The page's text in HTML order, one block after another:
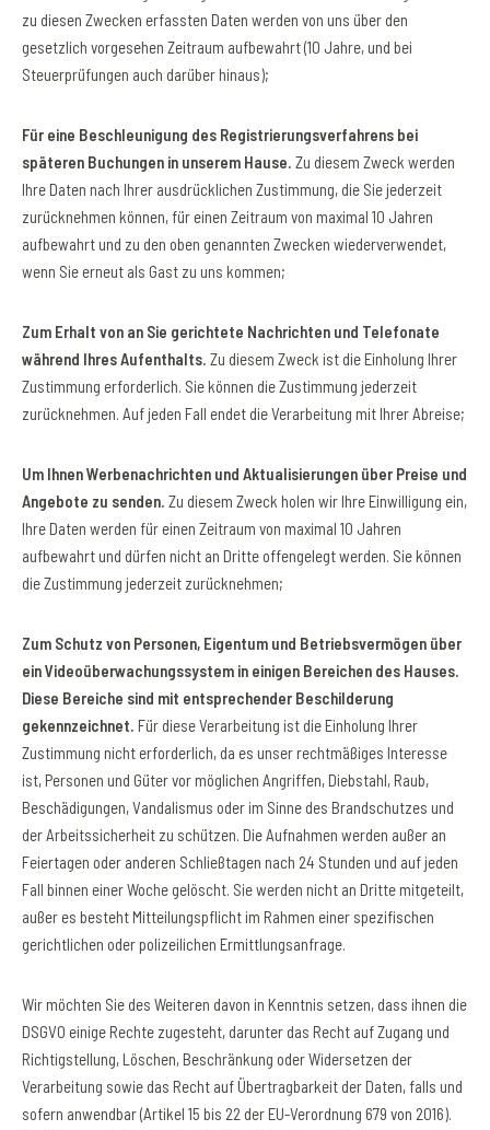
zu diesen Zwecken erfassten Daten werden von uns über den
gesetzlich vorgesehen Zeitraum aufbewahrt (10 Jahre, und bei
Steuerprüfungen auch darüber hinaus);
Für eine Beschleunigung des Registrierungsverfahrens bei
späteren Buchungen in unserem Hause. Zu diesem Zweck werden
Ihre Daten nach Ihrer ausdrücklichen Zustimmung, die Sie jederzeit
zurücknehmen können, für einen Zeitraum von maximal 10 Jahren
aufbewahrt und zu den oben genannten Zwecken wiederverwendet,
wenn Sie erneut als Gast zu uns kommen;
Zum Erhalt von an Sie gerichtete Nachrichten und Telefonate
während Ihres Aufenthalts. Zu diesem Zweck ist die Einholung Ihrer
Zustimmung erforderlich. Sie können die Zustimmung jederzeit
zurücknehmen. Auf jeden Fall endet die Verarbeitung mit Ihrer Abreise;
Um Ihnen Werbenachrichten und Aktualisierungen über Preise und
Angebote zu senden. Zu diesem Zweck holen wir Ihre Einwilligung ein,
Ihre Daten werden für einen Zeitraum von maximal 10 Jahren
aufbewahrt und dürfen nicht an Dritte offengelegt werden. Sie können
die Zustimmung jederzeit zurücknehmen;
Zum Schutz von Personen, Eigentum und Betriebsvermögen über
ein Videoüberwachungssystem in einigen Bereichen des Hauses.
Diese Bereiche sind mit entsprechender Beschilderung
gekennzeichnet. Für diese Verarbeitung ist die Einholung Ihrer
Zustimmung nicht erforderlich, da es unser rechtmäßiges Interesse
ist, Personen und Güter vor möglichen Angriffen, Diebstahl, Raub,
Beschädigungen, Vandalismus oder im Sinne des Brandschutzes und
der Arbeitssicherheit zu schützen. Die Aufnahmen werden außer an
Feiertagen oder anderen Schließtagen nach 24 Stunden und auf jeden
Fall binnen einer Woche gelöscht. Sie werden nicht an Dritte mitgeteilt,
außer es besteht Mitteilungspflicht im Rahmen einer spezifischen
gerichtlichen oder polizeilichen Ermittlungsanfrage.
Wir möchten Sie des Weiteren davon in Kenntnis setzen, dass ihnen die
DSGVO einige Rechte zugesteht, darunter das Recht auf Zugang und
Richtigstellung, Löschen, Beschränkung oder Widersetzen der
Verarbeitung sowie das Recht auf Übertragbarkeit der Daten, falls und
sofern anwendbar (Artikel 15 bis 22 der EU-Verordnung 679 von 2016).